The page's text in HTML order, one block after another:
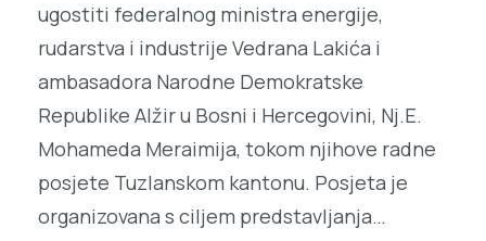
ugostiti federalnog ministra energije,
rudarstva i industrije Vedrana Lakića i
ambasadora Narodne Demokratske
Republike Alžir u Bosni i Hercegovini, Nj.E.
Mohameda Meraimija, tokom njihove radne
posjete Tuzlanskom kantonu. Posjeta je
organizovana s ciljem predstavljanja…